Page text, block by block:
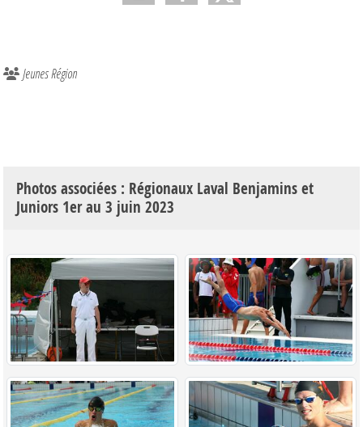
Jeunes Région
Photos associées : Régionaux Laval Benjamins et
Juniors 1er au 3 juin 2023